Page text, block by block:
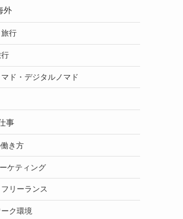
外
行
ド・デジタルノマド
事
き方
ケティング
リーランス
ク環境